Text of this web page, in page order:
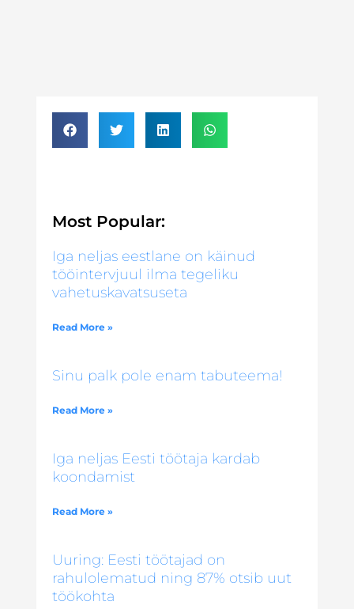
Most Popular:
Iga neljas eestlane on käinud
tööintervjuul ilma tegeliku
vahetuskavatsuseta
Read More »
Sinu palk pole enam tabuteema!
Read More »
Iga neljas Eesti töötaja kardab
koondamist
Read More »
Uuring: Eesti töötajad on
rahulolematud ning 87% otsib uut
töökohta